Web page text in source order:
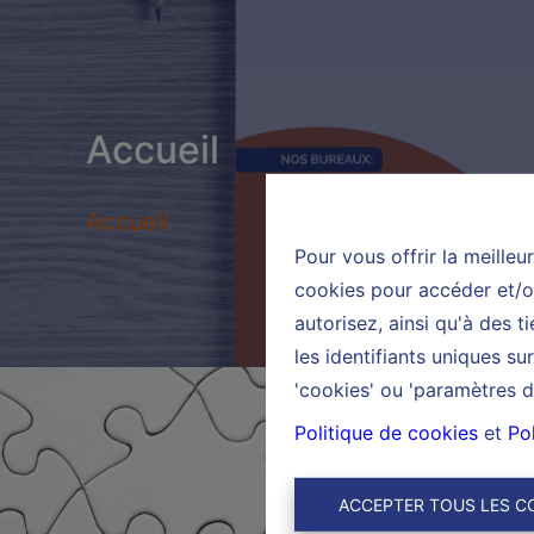
Pour vous offrir la
cookies pour accéder et/
autorisez, ainsi qu'à des
les identifiants uniques
'cookies' ou 'paramètres
Politique de cookies et
ACCEPTER TOUS LES
Accueil
Accueil